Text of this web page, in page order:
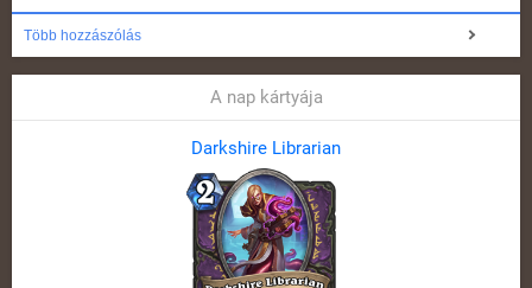
Több hozzászólás
A nap kártyája
Darkshire Librarian